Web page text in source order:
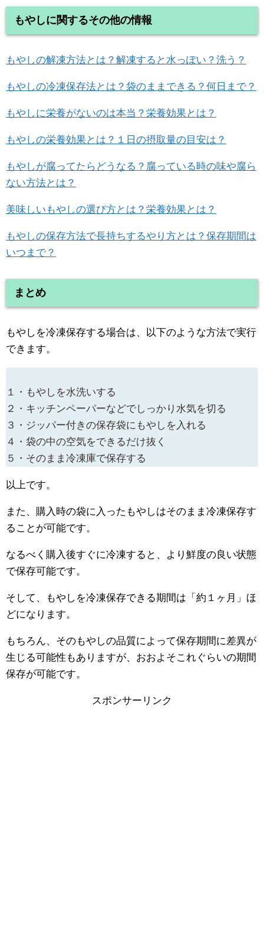
もやしに関するその他の情報
もやしの解凍方法とは？解凍すると水っぽい？洗う？
もやしの冷凍保存法とは？袋のままできる？何日まで？
もやしに栄養がないのは本当？栄養効果とは？
もやしの栄養効果とは？１日の摂取量の目安は？
もやしが腐ってたらどうなる？腐っている時の味や腐ら
ない方法とは？
美味しいもやしの選び方とは？栄養効果とは？
もやしの保存方法で長持ちするやり方とは？保存期間は
いつまで？
まとめ
もやしを冷凍保存する場合は、以下のような方法で実行
できます。
１・もやしを水洗いする
２・キッチンペーパーなどでしっかり水気を切る
３・ジッパー付きの保存袋にもやしを入れる
４・袋の中の空気をできるだけ抜く
５・そのまま冷凍庫で保存する
以上です。
また、購入時の袋に入ったもやしはそのまま冷凍保存す
ることが可能です。
なるべく購入後すぐに冷凍すると、より鮮度の良い状態
で保存可能です。
そして、もやしを冷凍保存できる期間は「約１ヶ月」ほ
どになります。
もちろん、そのもやしの品質によって保存期間に差異が
生じる可能性もありますが、おおよそこれぐらいの期間
保存が可能です。
スポンサーリンク